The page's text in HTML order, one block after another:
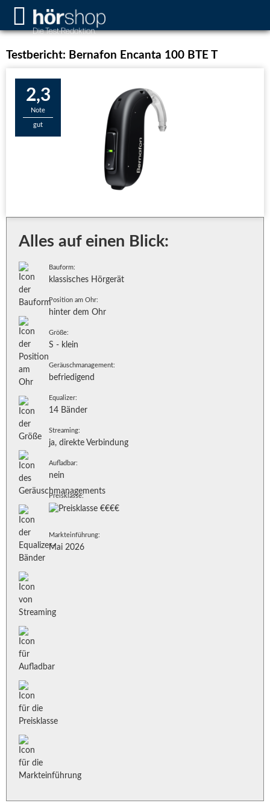
Testbericht: Bernafon Encanta 100 BTE T
2,3
Note
gut
Alles auf einen Blick:
Bauform:
klassisches Hörgerät
Position am Ohr:
hinter dem Ohr
Größe:
S - klein
Geräuschmanagement:
befriedigend
Equalizer:
14 Bänder
Streaming:
ja, direkte Verbindung
Aufladbar:
nein
Preisklasse:
Markteinführung:
Mai 2026